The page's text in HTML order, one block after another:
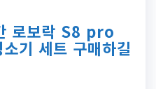
로보락 S8 pro
기 세트 구매하길